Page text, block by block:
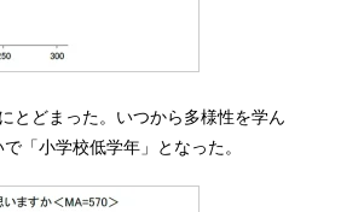
とどまった。いつから多様性を学ん
「小学校低学年」となった。